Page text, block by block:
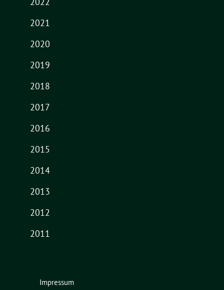
2021
2020
2019
2018
2017
2016
2015
2014
2013
2012
2011
Impressum